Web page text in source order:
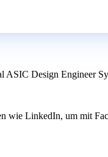
Design Engineer
wie LinkedIn, um mit